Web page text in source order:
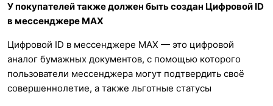
У покупателей также должен быть создан Цифровой ID
в мессенджере MAX
Цифровой ID в мессенджере МАХ — это цифровой
аналог бумажных документов, с помощью которого
пользователи мессенджера могут подтвердить своё
совершеннолетие, а также льготные статусы